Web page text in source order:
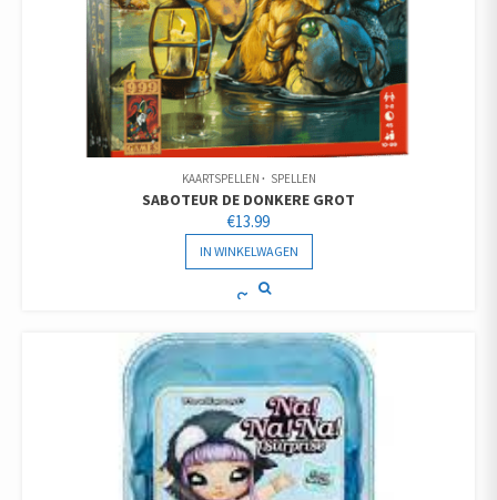
KAARTSPELLEN SPELLEN
SABOTEUR DE DONKERE GROT
€13.99
IN WINKELWAGEN